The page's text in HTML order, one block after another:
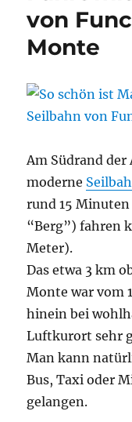
von
Monte
Am Südrand
moderne
rund 15
“Berg”) fahren
Meter).
Das etwa 3 km
Monte war vom
hinein bei
Luftkurort sehr
Man kann
Bus, Taxi oder
gelangen.